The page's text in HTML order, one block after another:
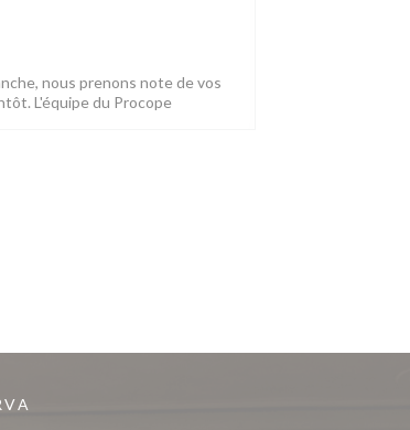
nous prenons note de vos
L'équipe du Procope